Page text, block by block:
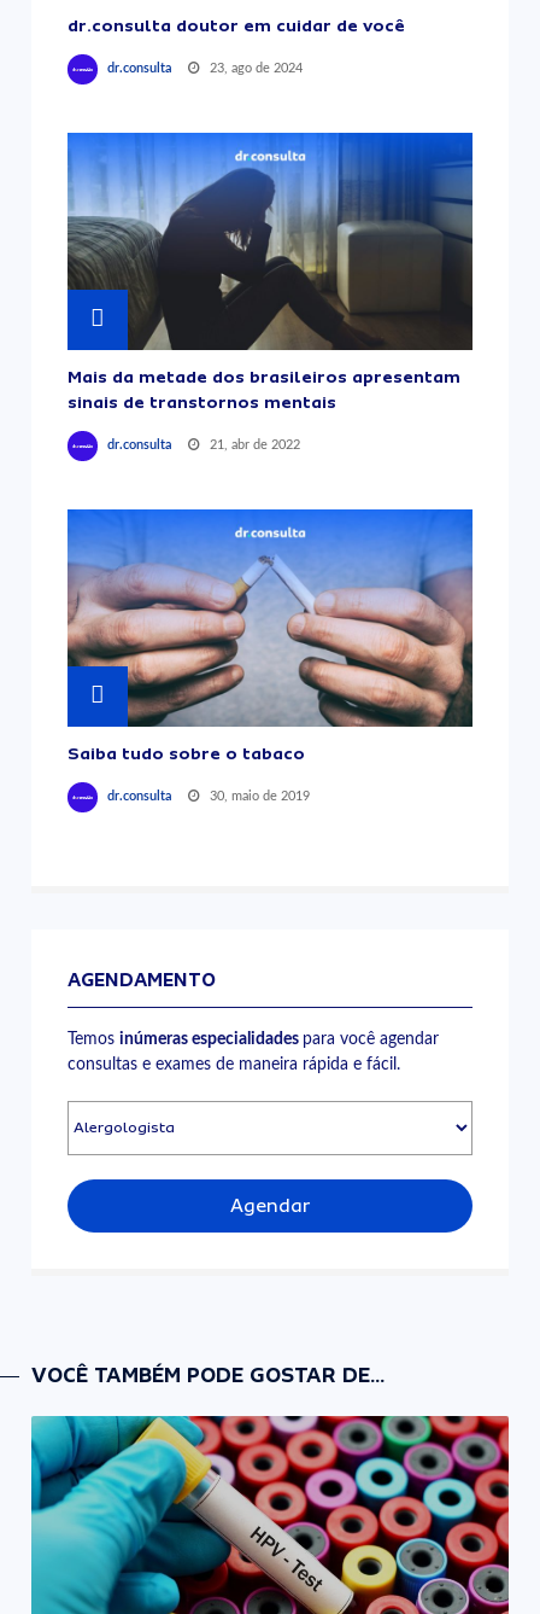
dr.consulta doutor em cuidar de você
dr.consulta 23, ago de 2024
Mais da metade dos brasileiros apresentam
sinais de transtornos mentais
dr.consulta 21, abr de 2022
Saiba tudo sobre o tabaco
dr.consulta 30, maio de 2019
AGENDAMENTO
Temosinúmeras especialidades para você agendar
consultas e exames de maneira rápida e fácil.
Agendar
VOCÊ TAMBÉM PODE GOSTAR DE...